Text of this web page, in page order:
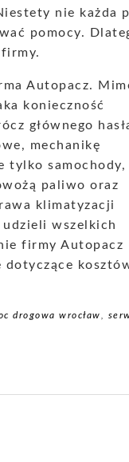
nie każda
pomocy.
Autopacz.
konieczność
głównego
mechanikę
tylko samochody,
paliwo oraz
klimatyzacji
wszelkich
firmy Autopacz
dotyczące
drogowa wrocław